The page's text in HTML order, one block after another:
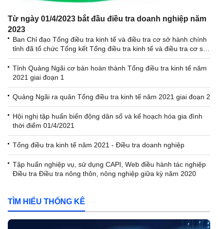
Từ ngày 01/4/2023 bắt đầu điều tra doanh nghiệp năm
2023
Ban Chỉ đạo Tổng điều tra kinh tế và điều tra cơ sở hành chính
tỉnh đã tổ chức Tổng kết Tổng điều tra kinh tế và điều tra cơ sở
hành chính năm 2021
Tỉnh Quảng Ngãi cơ bản hoàn thành Tổng điều tra kinh tế năm
2021 giai đoạn 1
Quảng Ngãi ra quân Tổng điều tra kinh tế năm 2021 giai đoạn 2
Hội nghị tập huấn biến động dân số và kế hoạch hóa gia đình
thời điểm 01/4/2021
Tổng điều tra kinh tế năm 2021 - Điều tra doanh nghiệp
Tập huấn nghiệp vụ, sử dụng CAPI, Web điều hành tác nghiệp
Điều tra Điều tra nông thôn, nông nghiệp giữa kỳ năm 2020
TÌM HIỂU THỐNG KÊ